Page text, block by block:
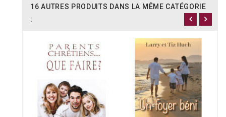
16 AUTRES PRODUITS DANS LA MÊME CATÉGORIE
: